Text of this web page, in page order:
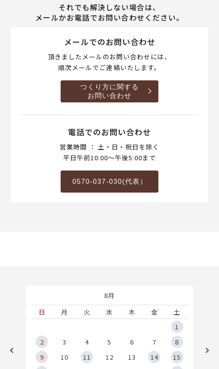
それでも解決しない場合は、
メールかお電話でお問い合わせください。
メールでのお問い合わせ
頂きましたメールのお問い合わせには、
順次メールでご連絡いたします。
つくり方に関する
お問い合わせ
電話でのお問い合わせ
営業時間 ： 土・日・祝日を除く
平日午前10:00～午後5:00まで
0570-037-030(代表）
8月
日
月 火 水 木 金
土
1
2
3 4 5 6 7
8
9
10 11 12 13 14
15